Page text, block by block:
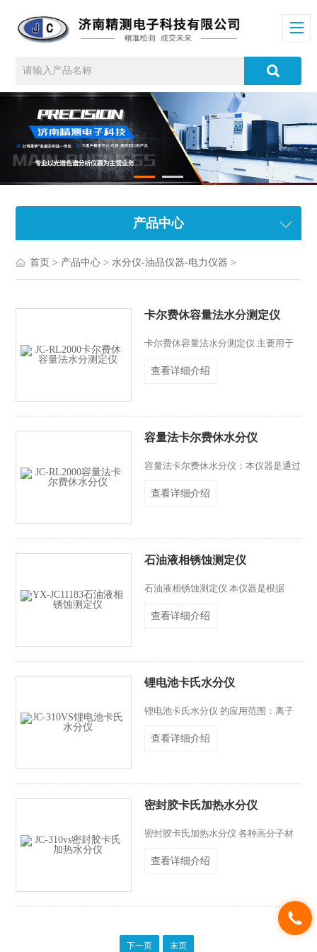
产品中心
首页 > 产品中心 >水分仪-油品仪器-电力仪器 >
卡尔费休容量法水分测定仪
卡尔费休容量法水分测定仪 主要用于
于制药、化工、食品、石油等领域，是
定、自动计算、自动记录数据等功能，
提高了工作效率和测量精度
查看详细介绍
容量法卡尔费休水分仪
容量法卡尔费休水分仪：本仪器是通过
到加入被测样品的密封滴定池中，通过
被反应掉的水分总量，进而得出样品中
水分含量 。 核心化学反应基于卡尔费
休容量滴定法。
查看详细介绍
石油液相锈蚀测定仪
石油液相锈蚀测定仪 本仪器是根据
存在下防锈性能试验法》设计制造的测
柱形的试验钢棒全部浸在其中，在60℃
时，但是根据合同双方的要求，亦可长
迹和锈蚀的程度。
查看详细介绍
锂电池卡氏水分仪
锂电池卡氏水分仪 的应用范围：离子
隔膜、极片等等； 各种高分子材料，
封胶等等
查看详细介绍
密封胶卡氏加热水分仪
密封胶卡氏加热水分仪 各种高分子材
及塑料制品，医用器械，人造骨骼、建
查看详细介绍
下一页 末页